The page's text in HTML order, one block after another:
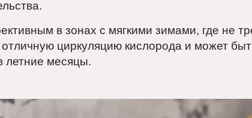
и кондиционированием (можно
управление.
Кроме того, возможно
занимают значительное
в зонах с мягкими зимами, где